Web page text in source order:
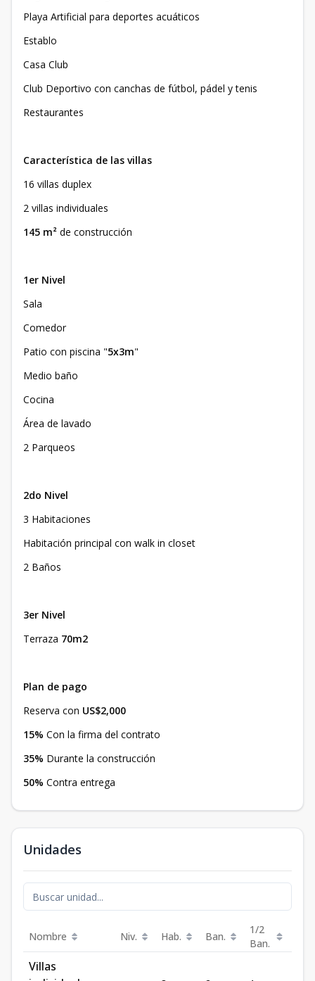
Playa Artificial para deportes acuáticos
Establo
Casa Club
Club Deportivo con canchas de fútbol, pádel y tenis
Restaurantes
Característica de las villas
16 villas duplex
2 villas individuales
145 m² de construcción
1er Nivel
Sala
Comedor
Patio con piscina "5x3m"
Medio baño
Cocina
Área de lavado
2 Parqueos
2do Nivel
3 Habitaciones
Habitación principal con walk in closet
2 Baños
3er Nivel
Terraza 70m2
Plan de pago
Reserva con US$2,000
15% Con la firma del contrato
35% Durante la construcción
50% Contra entrega
Unidades
Nombre Niv. Hab. Ban.
1/2
Ban.
Villas